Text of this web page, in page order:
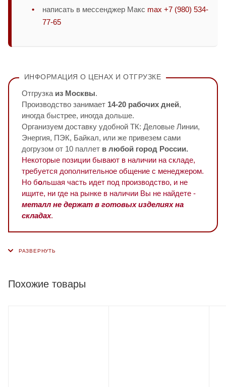
написать в мессенджер Макс max +7 (980) 534-
77-65
ИНФОРМАЦИЯ О ЦЕНАХ И ОТГРУЗКЕ
Отгрузка из Москвы.
Производство занимает 14-20 рабочих дней,
иногда быстрее, иногда дольше.
Организуем доставку удобной ТК: Деловые Линии,
Энергия, ПЭК, Байкал, или же привезем сами
догрузом от 10 паллет в любой город России.
Некоторые позиции бывают в наличии на складе,
требуется дополнительное общение с менеджером.
Но большая часть идет под производство, и не
ищите, ни где на рынке в наличии Вы не найдете -
металл не держат в готовых изделиях на
складах.
Похожие товары